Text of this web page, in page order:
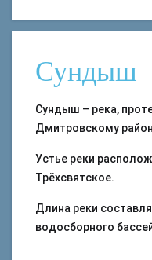
Сундыш
Сундыш – река,
Дмитровскому
Устье реки
Трёхсвятское.
Длина реки
водосборного